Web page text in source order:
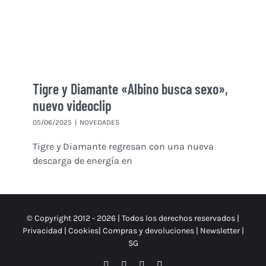
Tigre y Diamante «Albino busca sexo»,
nuevo videoclip
05/06/2025 | NOVEDADES
Tigre y Diamante regresan con una nueva
descarga de energía en
© Copyright 2012 -2026 | Todos los derechos reservados |
Privacidad | Cookies| Compras y devoluciones| Newsletter |
SG